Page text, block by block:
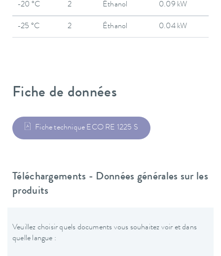
-20 °C 2 Éthanol 0.09 kW
-25 °C 2 Éthanol 0.04 kW
Fiche de données
Fiche technique ECO RE 1225 S
Téléchargements - Données générales sur les
produits
Veuillez choisir quels documents vous souhaitez voir et dans
quelle langue :